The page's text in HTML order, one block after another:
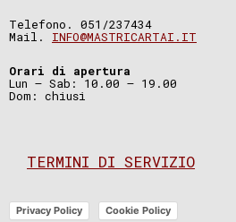
Telefono. 051/237434
Mail. INFO@MASTRICARTAI.IT
Orari di apertura
Lun – Sab: 10.00 – 19.00
Dom: chiusi
TERMINI DI SERVIZIO
Privacy Policy Cookie Policy